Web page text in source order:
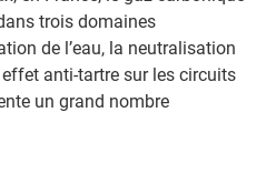
trois domaines
de l’eau, la neutralisation
anti-tartre sur les circuits
un grand nombre